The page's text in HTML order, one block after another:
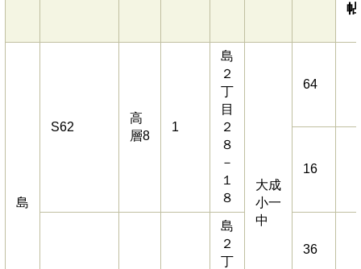
帖
島
S62
高
層8
1
島
２
丁
目
２
８
－
１
８
大成
小一
中
64
16
島
２
丁
36